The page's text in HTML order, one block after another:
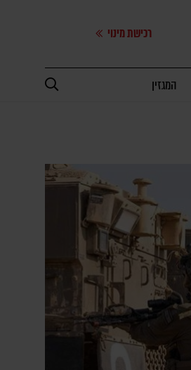
רכישת מינוי
המגזין